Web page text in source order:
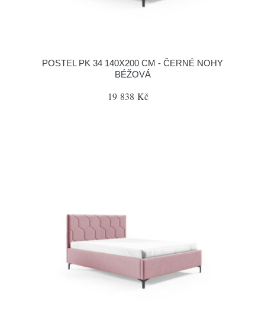
POSTEL PK 34 140X200 CM - ČERNÉ NOHY
BÉŽOVÁ
19 838 Kč